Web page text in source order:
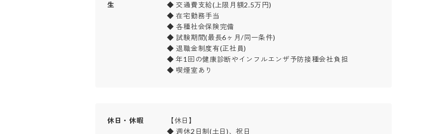
生
◆ 交通費支給(上限月額2.5万円)
◆ 在宅勤務手当
◆ 各種社会保険完備
◆ 試験期間(最長6ヶ月/同一条件)
◆ 退職金制度有(正社員)
◆ 年1回の健康診断やインフルエンザ予防接種会社負担
◆ 喫煙室あり
休日・休暇
【休日】
◆ 週休2日制(土日)、祝日